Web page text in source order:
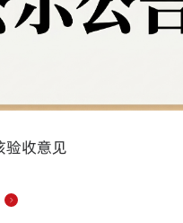
验收意见